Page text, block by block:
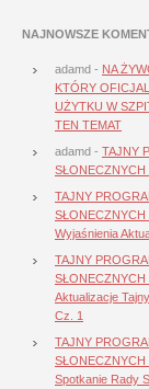
NAJNOWSZE
adamd - NA
KTÓRY
UŻYTKU W
TEN TEMAT
adamd - TAJNY
TAJNY
Wyjaśnienia
TAJNY
Aktualizacje
Cz. 1
TAJNY
Spotkanie Rady